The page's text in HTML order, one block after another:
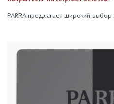
PARRA предлагает широкий